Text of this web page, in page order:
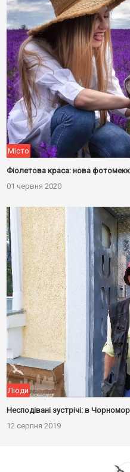
Місто
01 червня 2020
Люди
12 серпня 2019